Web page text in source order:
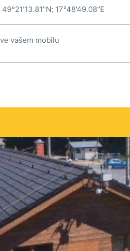
49°21'13.81"N; 17°48'49.08"E
vašem mobilu